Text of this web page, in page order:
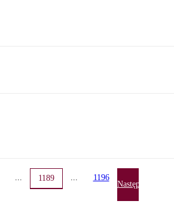
1189 1196
Następna